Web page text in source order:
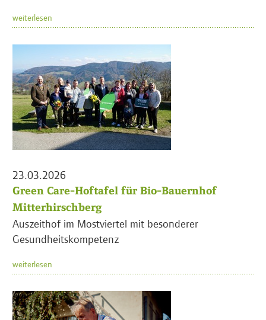
weiterlesen
23.03.2026
Green Care-Hoftafel für Bio-Bauernhof
Mitterhirschberg
Auszeithof im Mostviertel mit besonderer
Gesundheitskompetenz
weiterlesen